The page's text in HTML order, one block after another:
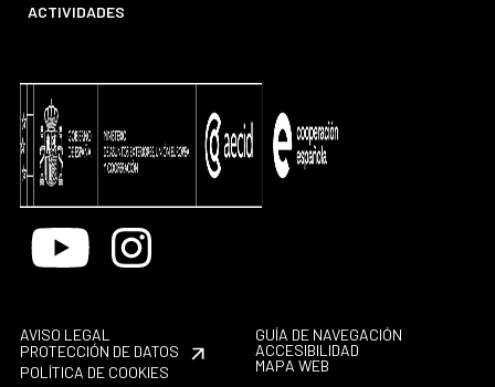
ACTIVIDADES
Youtube Instagram
AVISO LEGAL
PROTECCIÓN DE DATOS
POLÍTICA DE COOKIES
GUÍA DE NAVEGACIÓN
ACCESIBILIDAD
MAPA WEB